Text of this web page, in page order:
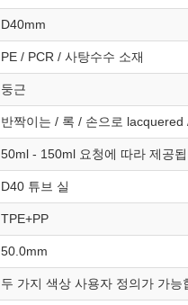
D40mm
PE / PCR / 사탕수수 소재
둥근
반짝이는 / 록 / 손으로
50ml - 150ml 요청에 따라 제공
D40 튜브 실
TPE+PP
50.0mm
두 가지 색상 사용자 정의가 가능